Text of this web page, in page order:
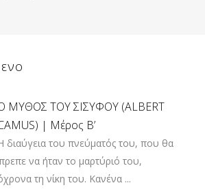
ΜΥΘΟΣ ΤΟΥ ΣΙΣΥΦΟΥ (ALBERT
| Μέρος Β’
διαύγεια του πνεύματός του, που θα
να ήταν το μαρτύριό του,
τη νίκη του. Κανένα ...